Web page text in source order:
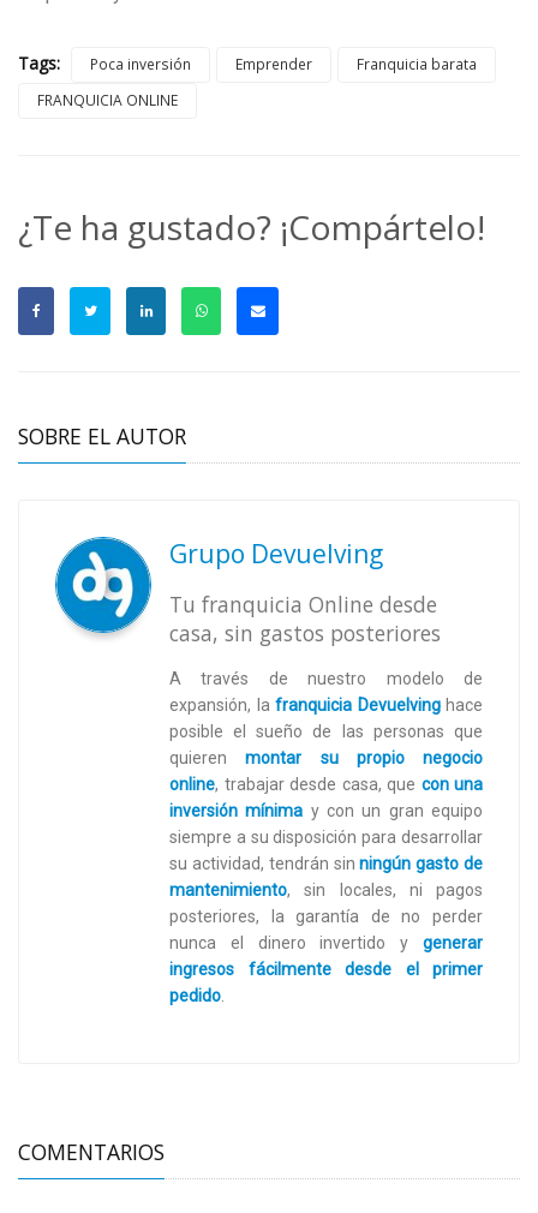
Tags: Poca inversión Emprender
Franquicia barata
FRANQUICIA ONLINE
¿Te ha gustado? ¡Compártelo!
SOBRE EL AUTOR
Grupo Devuelving
Tu franquicia Online desde
casa, sin gastos posteriores
A través de nuestro modelo de
expansión, la franquicia Devuelvinghace
posible el sueño de las personas que
quierenmontar su propio negocio
online, trabajar desde casa, que con una
inversión mínima y con un gran equipo
siempre a su disposición para desarrollar
su actividad, tendrán sinningún gasto de
mantenimiento, sin locales, ni pagos
posteriores, la garantía de no perder
nunca el dinero invertido y generar
ingresos fácilmente desde el primer
pedido
COMENTARIOS